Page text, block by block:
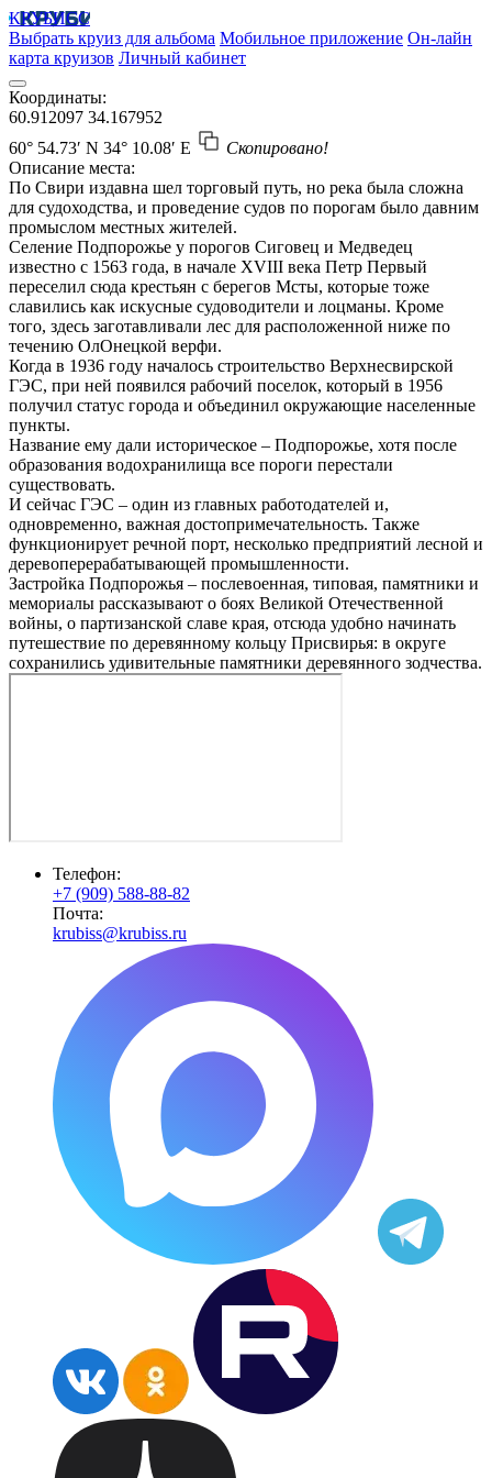
КРУБИСС
Выбрать круиз для альбома Мобильное приложение Он-лайн
карта круизов Личный кабинет
Координаты:
60.912097 34.167952
60° 54.73′ N 34° 10.08′ E
Скопировано!
Описание места:
По Свири издавна шел торговый путь, но река была сложна
для судоходства, и проведение судов по порогам было давним
промыслом местных жителей.
Селение Подпорожье у порогов Сиговец и Медведец
известно с 1563 года, в начале XVIII века Петр Первый
переселил сюда крестьян с берегов Мсты, которые тоже
славились как искусные судоводители и лоцманы. Кроме
того, здесь заготавливали лес для расположенной ниже по
течению ОлОнецкой верфи.
Когда в 1936 году началось строительство Верхнесвирской
ГЭС, при ней появился рабочий поселок, который в 1956
получил статус города и объединил окружающие населенные
пункты.
Название ему дали историческое – Подпорожье, хотя после
образования водохранилища все пороги перестали
существовать.
И сейчас ГЭС – один из главных работодателей и,
одновременно, важная достопримечательность. Также
функционирует речной порт, несколько предприятий лесной и
деревоперерабатывающей промышленности.
Застройка Подпорожья – послевоенная, типовая, памятники и
мемориалы рассказывают о боях Великой Отечественной
войны, о партизанской славе края, отсюда удобно начинать
путешествие по деревянному кольцу Присвирья: в округе
сохранились удивительные памятники деревянного зодчества.
Телефон:
+7 (909) 588-88-82
Почта:
krubiss@krubiss.ru